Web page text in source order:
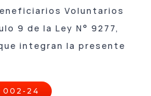
Voluntarios
9 de la Ley N° 9277,
integran la presente
002-24